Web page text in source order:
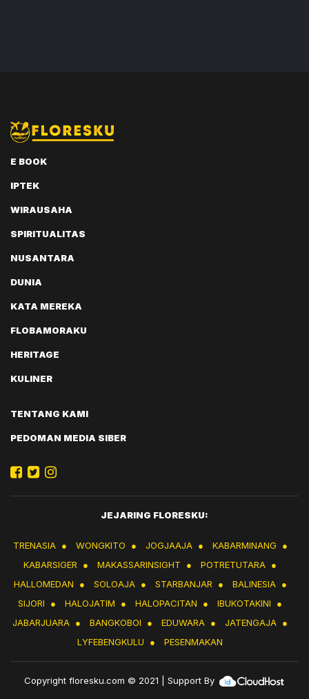
E BOOK
IPTEK
WIRAUSAHA
SPIRITUALITAS
NUSANTARA
DUNIA
KATA MEREKA
FLOBAMORAKU
HERITAGE
KULINER
TENTANG KAMI
PEDOMAN MEDIA SIBER
JEJARING FLORESKU:
TRENASIA ● WONGKITO ● JOGJAAJA ● KABARMINANG
●
KABARSIGER
● MAKASSARINSIGHT ● POTRETUTARA ●
HALLOMEDAN
● SOLOAJA ● STARBANJAR ● BALINESIA ●
SIJORI
● HALOJATIM ● HALOPACITAN ● IBUKOTAKINI
●
JABARJUARA ● BANGKOBOI ● EDUWARA ● JATENGAJA ●
LYFEBENGKULU
● PESENMAKAN
Copyrightfloresku.com © 2021 | Support By